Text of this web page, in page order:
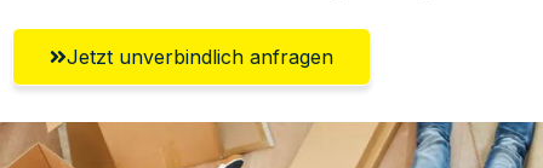
Jetzt unverbindlich anfragen